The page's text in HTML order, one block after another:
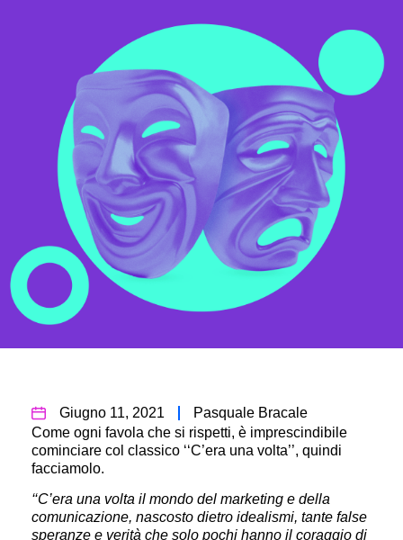
Giugno 11, 2021
Pasquale Bracale
Come ogni favola che si rispetti, è imprescindibile
cominciare col classico ‘‘C’era una volta’’, quindi
facciamolo.
‘‘C’era una volta il mondo del marketing e della
comunicazione, nascosto dietro idealismi, tante false
speranze e verità che solo pochi hanno il coraggio di